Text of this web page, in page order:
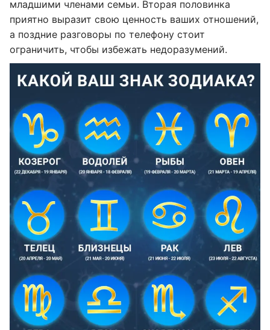
младшими членами семьи. Вторая половинка
приятно выразит свою ценность ваших отношений,
а поздние разговоры по телефону стоит
ограничить, чтобы избежать недоразумений.